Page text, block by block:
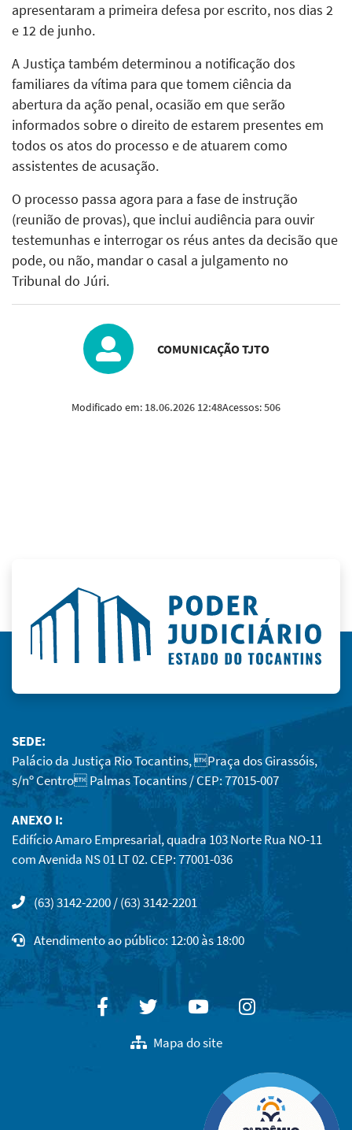
apresentaram a primeira defesa por escrito, nos dias 2
e 12 de junho.
A Justiça também determinou a notificação dos
familiares da vítima para que tomem ciência da
abertura da ação penal, ocasião em que serão
informados sobre o direito de estarem presentes em
todos os atos do processo e de atuarem como
assistentes de acusação.
O processo passa agora para a fase de instrução
(reunião de provas), que inclui audiência para ouvir
testemunhas e interrogar os réus antes da decisão que
pode, ou não, mandar o casal a julgamento no
Tribunal do Júri.
COMUNICAÇÃO TJTO
Modificado em: 18.06.2026 12:48Acessos:506
SEDE:
Palácio da Justiça Rio Tocantins, Praça dos Girassóis,
s/nº Centro Palmas Tocantins / CEP: 77015-007
ANEXO I:
Edifício Amaro Empresarial, quadra 103 Norte Rua NO-11
com Avenida NS 01 LT 02. CEP: 77001-036
(63) 3142-2200 / (63) 3142-2201
Atendimento ao público: 12:00 às 18:00
FacebookTwitterYoutubeInstagram
Mapa do site